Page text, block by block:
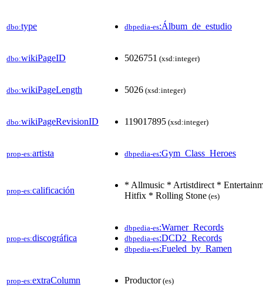
dbo:type dbpedia-es:Álbum_de_estudio
dbo:wikiPageID 5026751 (xsd:integer)
dbo:wikiPageLength 5026 (xsd:integer)
dbo:wikiPageRevisionID 119017895 (xsd:integer)
prop-es:artista dbpedia-es:Gym_Class_Heroes
prop-es:calificación
* Allmusic * Artistdirect *
Hitfix * Rolling Stone (es)
prop-es:discográfica
dbpedia-es:Warner_Records
dbpedia-es:DCD2_Records
dbpedia-es:Fueled_by_Ramen
prop-es:extraColumn Productor(es)